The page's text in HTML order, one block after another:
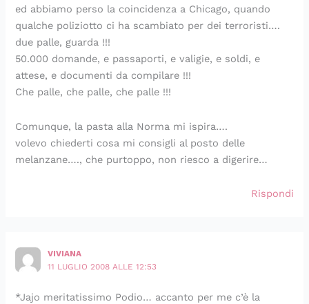
ed abbiamo perso la coincidenza a Chicago, quando
qualche poliziotto ci ha scambiato per dei terroristi….
due palle, guarda !!!
50.000 domande, e passaporti, e valigie, e soldi, e
attese, e documenti da compilare !!!
Che palle, che palle, che palle !!!
Comunque, la pasta alla Norma mi ispira….
volevo chiederti cosa mi consigli al posto delle
melanzane…., che purtoppo, non riesco a digerire…
Rispondi
VIVIANA
11 LUGLIO 2008 ALLE 12:53
*Jajo meritatissimo Podio… accanto per me c’è la